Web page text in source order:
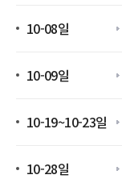
10-08일
10-09일
10-19~10-23일
10-28일